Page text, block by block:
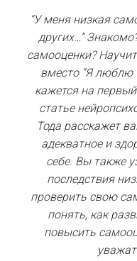
“У меня низкая
других…”
самооценки?
вместо “Я люблю
кажется на
статье
Тода расскажет
адекватное и
себе. Вы также
последствия
проверить свою
понять, как
повысить